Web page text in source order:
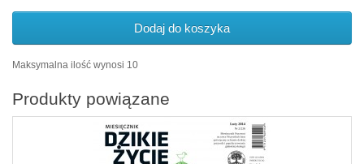
Dodaj do koszyka
Maksymalna ilość wynosi 10
Produkty powiązane